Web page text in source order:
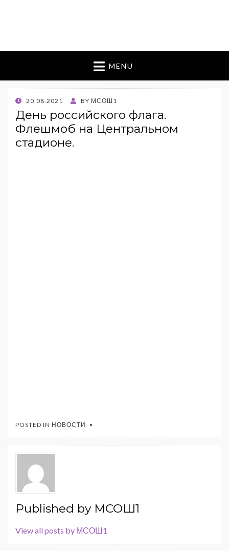
MENU
POSTED
ON
20.08.2021 BY МСОШ1
День российского флага.
Флешмоб на Центральном
стадионе.
POSTED IN НОВОСТИ
Published by МСОШ1
View all posts by МСОШ1